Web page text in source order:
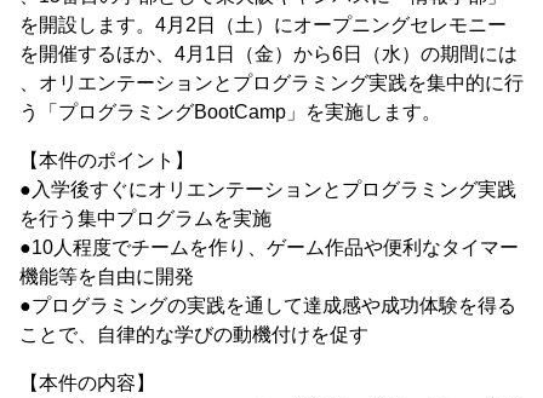
を開設します。4月2日（土）にオープニングセレモニー
を開催するほか、4月1日（金）から6日（水）の期間には
、オリエンテーションとプログラミング実践を集中的に行
う「プログラミングBootCamp」を実施します。
【本件のポイント】
●入学後すぐにオリエンテーションとプログラミング実践
を行う集中プログラムを実施
●10人程度でチームを作り、ゲーム作品や便利なタイマー
機能等を自由に開発
●プログラミングの実践を通して達成感や成功体験を得る
ことで、自律的な学びの動機付けを促す
【本件の内容】